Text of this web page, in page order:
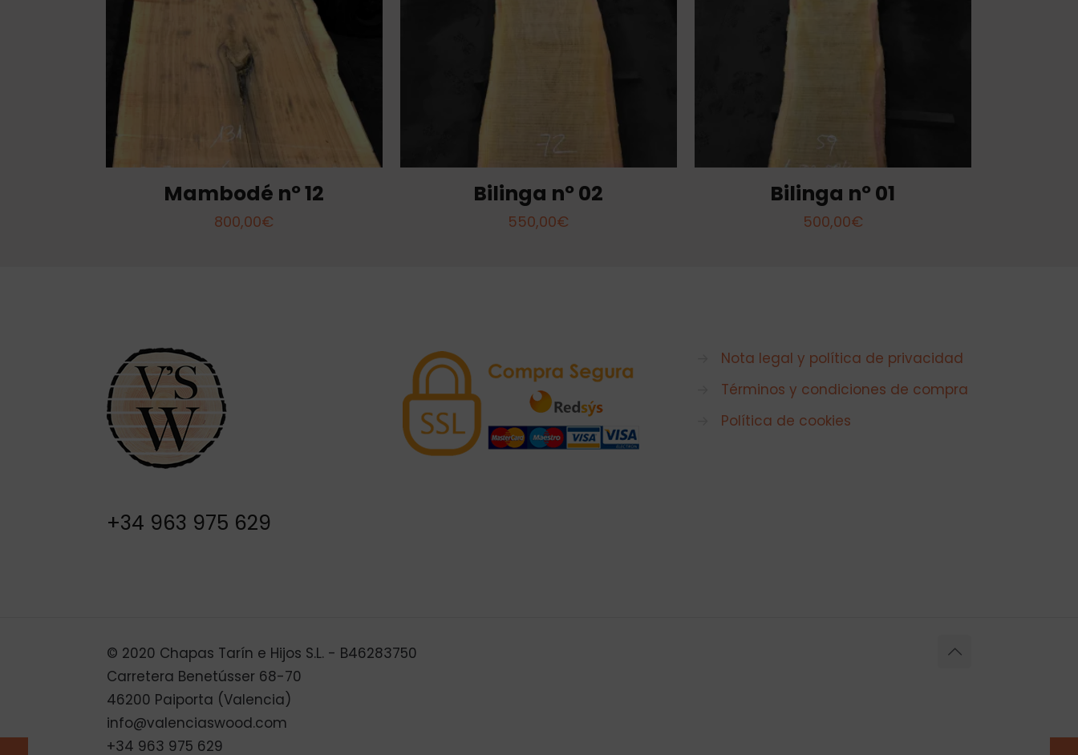
Mambodé nº 12
800,00€
Bilinga nº 02
550,00€
Bilinga nº 01
500,00€
+34 963 975 629
Nota legal y política de privacidad
Términos y condiciones de compra
Política de cookies
© 2020 Chapas Tarín e Hijos S.L. - B46283750
Carretera Benetússer 68-70
46200 Paiporta (Valencia)
info@valenciaswood.com
+34 963 975 629